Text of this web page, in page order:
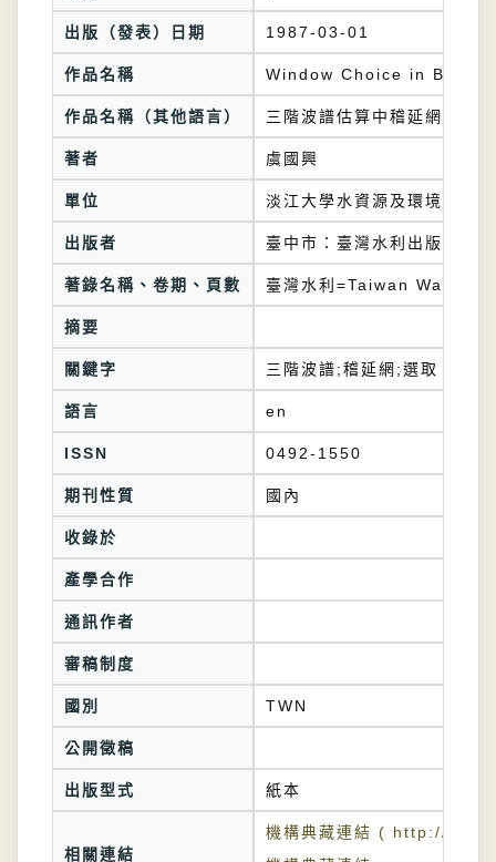
出版（發表）日期 1987-03-01
作品名稱 Window Choice in
作品名稱（其他語言） 三階波譜估算中稽延網之選取
著者 虞國興
單位 淡江大學水資源及環境工程
出版者 臺中市：臺灣水利出版委員會
著錄名稱、卷期、頁數 臺灣水利=Taiwan Water
摘要
關鍵字 三階波譜;稽延網;選取
語言 en
ISSN 0492-1550
期刊性質 國內
收錄於
產學合作
通訊作者
審稿制度
國別 TWN
公開徵稿
出版型式 紙本
相關連結
機構典藏連結 ( http://